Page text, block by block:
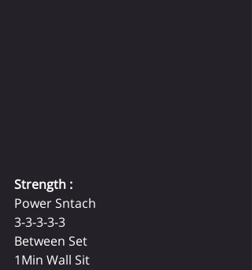
Strength :
Power Sntach
3-3-3-3-3
Between Set
1Min Wall Sit